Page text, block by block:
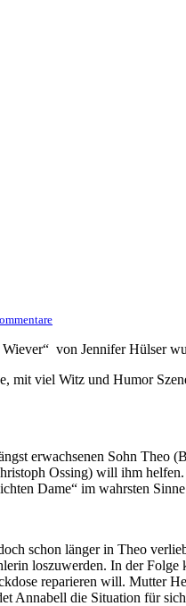
zu
un
Wiever
von Jennifer Hülser
mit viel Witz und Humor
erwachsenen Sohn Theo
Ossing) will ihm
Dame“ im wahrsten
schon länger in Theo
loszuwerden. In der
reparieren will. Mutter
Annabell die Situation für